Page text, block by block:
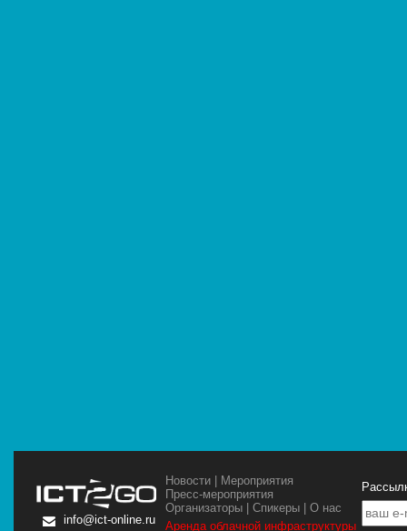
info@ict-online.ru
Новости | Мероприятия
Пресс-мероприятия
Организаторы |Спикеры |О нас
Аренда облачной инфраструктуры